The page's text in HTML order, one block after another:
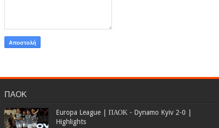
ΠΑΟΚ
Europa League | ΠΑΟΚ - Dynamo Kyiv 2-0 |
Highlights